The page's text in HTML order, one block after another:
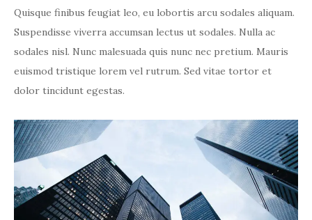
Quisque finibus feugiat leo, eu lobortis arcu sodales aliquam.
Suspendisse viverra accumsan lectus ut sodales. Nulla ac
sodales nisl. Nunc malesuada quis nunc nec pretium. Mauris
euismod tristique lorem vel rutrum. Sed vitae tortor et
dolor tincidunt egestas.